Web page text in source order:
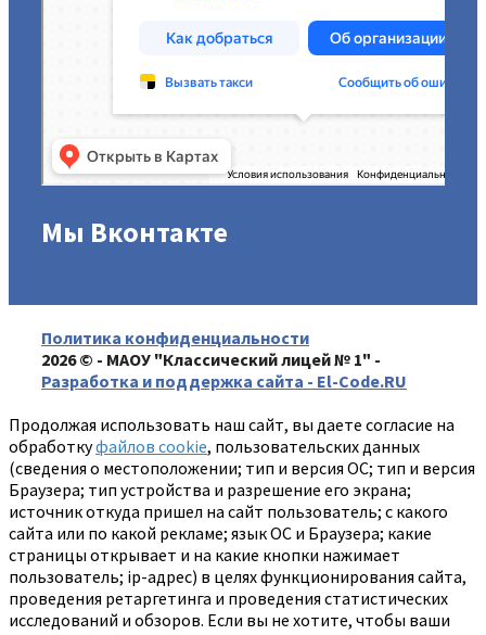
Мы Вконтакте
Политика конфиденциальности
2026 © - МАОУ "Классический лицей № 1" -
Разработка и поддержка сайта - El-Code.RU
Продолжая использовать наш сайт, вы даете согласие на
обработкуфайлов cookie, пользовательских данных
(сведения о местоположении; тип и версия ОС; тип и версия
Браузера; тип устройства и разрешение его экрана;
источник откуда пришел на сайт пользователь; с какого
сайта или по какой рекламе; язык ОС и Браузера; какие
страницы открывает и на какие кнопки нажимает
пользователь; ip-адрес) в целях функционирования сайта,
проведения ретаргетинга и проведения статистических
исследований и обзоров. Если вы не хотите, чтобы ваши